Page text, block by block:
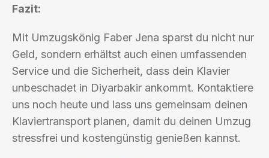
Fazit:
Mit Umzugskönig Faber Jena sparst du nicht nur
Geld, sondern erhältst auch einen umfassenden
Service und die Sicherheit, dass dein Klavier
unbeschadet in Diyarbakir ankommt. Kontaktiere
uns noch heute und lass uns gemeinsam deinen
Klaviertransport planen, damit du deinen Umzug
stressfrei und kostengünstig genießen kannst.